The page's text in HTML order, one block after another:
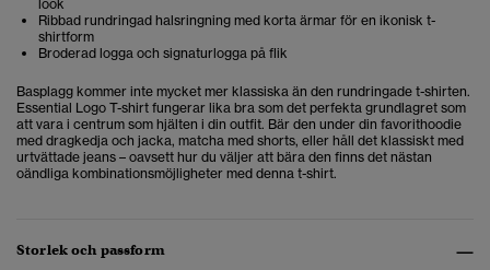
look
Ribbad rundringad halsringning med korta ärmar för en ikonisk t-
shirtform
Broderad logga och signaturlogga på flik
Basplagg kommer inte mycket mer klassiska än den rundringade t-shirten.
Essential Logo T-shirt fungerar lika bra som det perfekta grundlagret som
att vara i centrum som hjälten i din outfit. Bär den under din favorithoodie
med dragkedja och jacka, matcha med shorts, eller håll det klassiskt med
urtvättade jeans – oavsett hur du väljer att bära den finns det nästan
oändliga kombinationsmöjligheter med denna t-shirt.
Storlek och passform